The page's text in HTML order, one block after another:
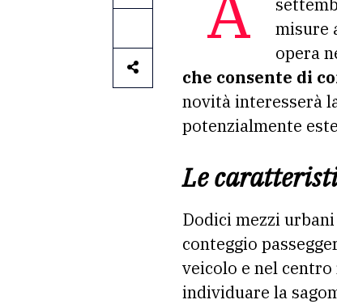
misure
opera
che consente di
novità interesserà
potenzialmente
Le
Dodici mezzi
conteggio
veicolo e nel
individuare la